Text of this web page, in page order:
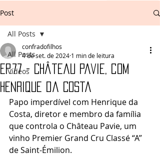
Post
All Posts
Vídeos
All Posts
Ep.77 - Château Pavie, com
Henrique da Costa
confradofilhos
4 de set. de 2024 1 min de leitura
Papo imperdível com Henrique da
Costa, diretor e membro da família
que controla o Château Pavie, um
vinho Premier Grand Cru Classé “A”
de Saint-Émilion.